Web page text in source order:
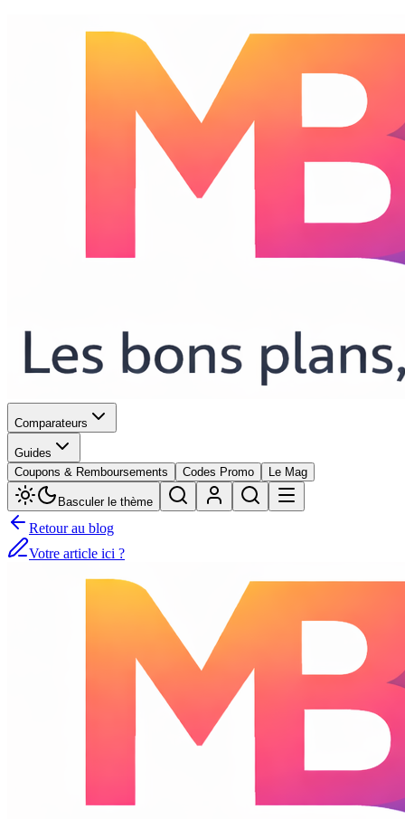
Comparateurs
Guides
Coupons & Remboursements
Codes Promo Le Mag
Basculer le thème
Retour au blog
Votre article ici ?